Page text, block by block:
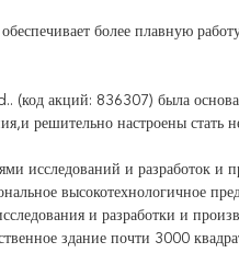
более плавную
акций: 836307) была
решительно настроены
исследований и разработок и
высокотехнологичное
и разработки и
здание почти 3000